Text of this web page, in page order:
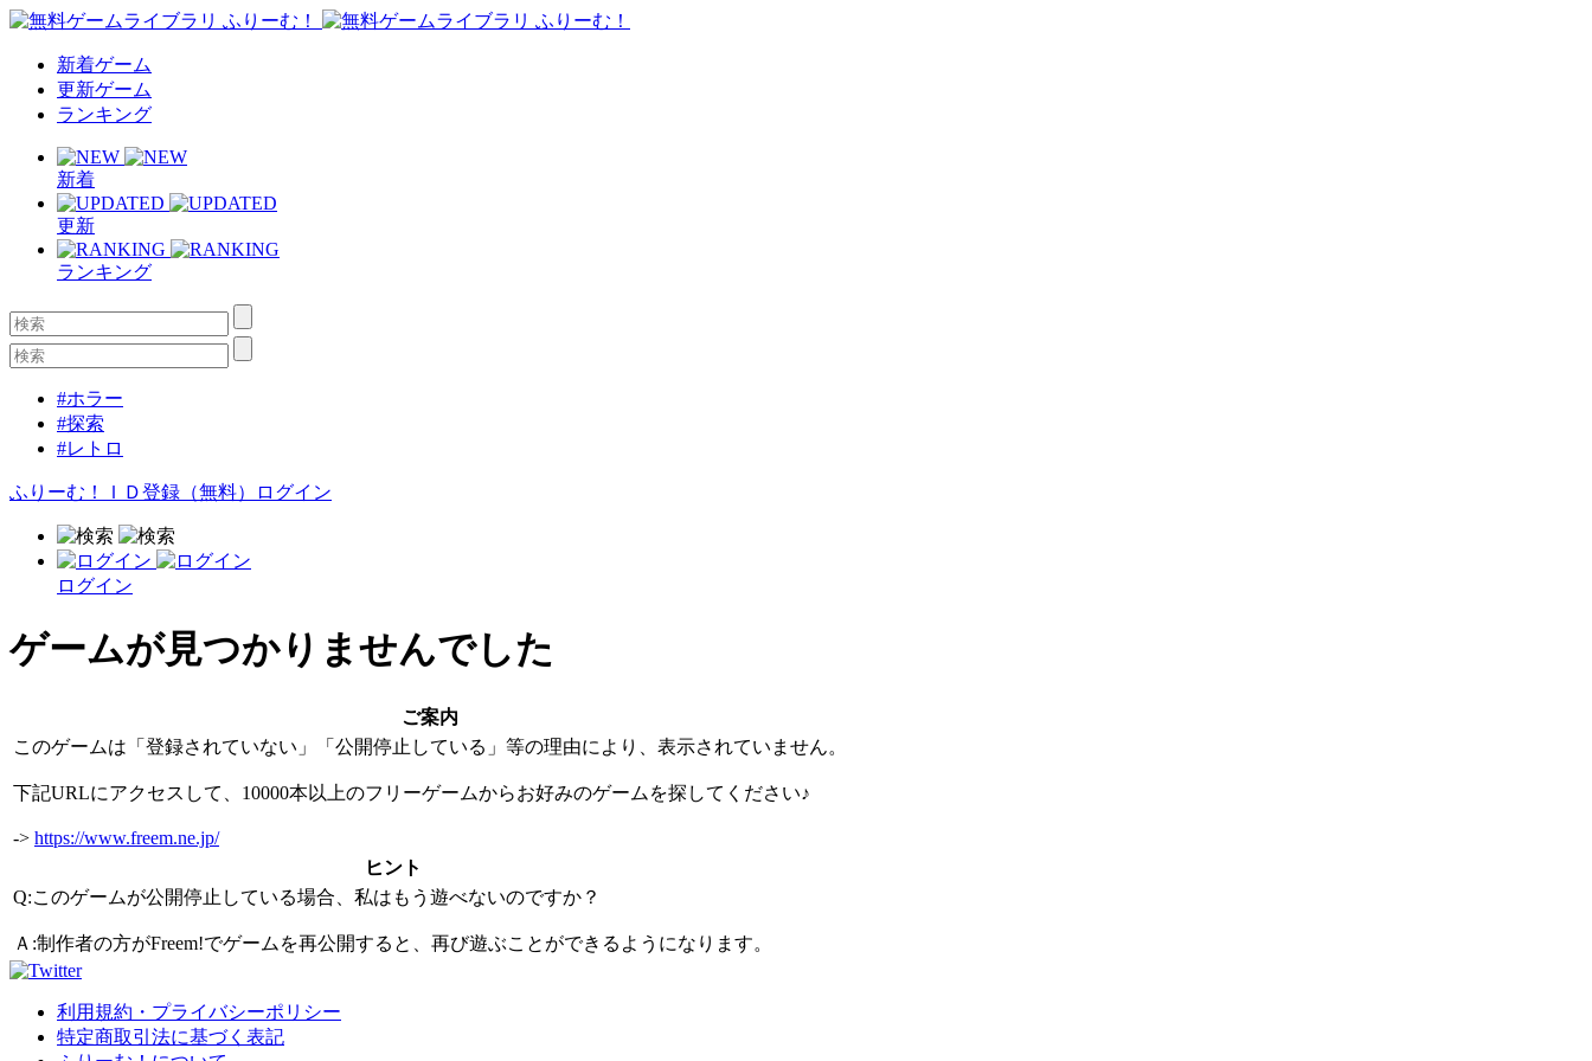
新着ゲーム
更新ゲーム
ランキング
新着
更新
ランキング
#ホラー
#探索
#レトロ
ふりーむ！ＩＤ登録（無料） ログイン
ログイン
ゲームが見つかりませんでした
ご案内
このゲームは「登録されていない」「公開停止している」等の理由により、表示されていません。
下記URLにアクセスして、10000本以上のフリーゲームからお好みのゲームを探してください♪
-> https://www.freem.ne.jp/
ヒント
Q:このゲームが公開停止している場合、私はもう遊べないのですか？
Ａ:制作者の方がFreem!でゲームを再公開すると、再び遊ぶことができるようになります。
利用規約・プライバシーポリシー
特定商取引法に基づく表記